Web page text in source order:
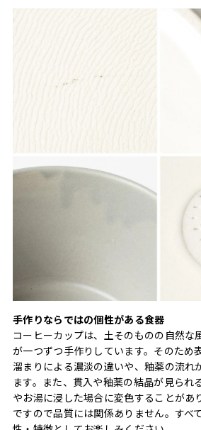
手作りならではの個性がある食器
コーヒーカップは、土そのものの自然な
が一つずつ手作りしています。そのため
溜まりによる濃淡の違いや、釉薬の流れ
ます。また、貫入や釉薬の結晶が見られ
やお湯に浸した場合に変色することがあ
ですので品質には関係ありません。すべ